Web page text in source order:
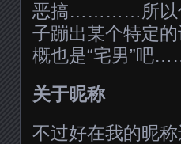
恶搞…………所以估
子蹦出某个特定
概也是“宅男”吧
关于昵称
不过好在我的昵称